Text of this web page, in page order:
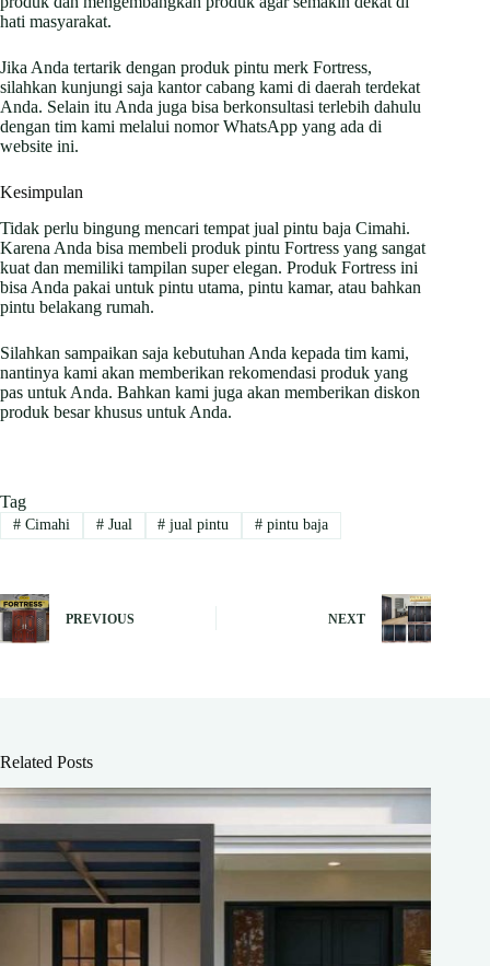
hati masyarakat.
Jika Anda tertarik dengan produk pintu merk Fortress,
silahkan kunjungi saja kantor cabang kami di daerah terdekat
Anda. Selain itu Anda juga bisa berkonsultasi terlebih dahulu
dengan tim kami melalui nomor WhatsApp yang ada di
website ini.
Kesimpulan
Tidak perlu bingung mencari tempat jual pintu baja Cimahi.
Karena Anda bisa membeli produk pintu Fortress yang sangat
kuat dan memiliki tampilan super elegan. Produk Fortress ini
bisa Anda pakai untuk pintu utama, pintu kamar, atau bahkan
pintu belakang rumah.
Silahkan sampaikan saja kebutuhan Anda kepada tim kami,
nantinya kami akan memberikan rekomendasi produk yang
pas untuk Anda. Bahkan kami juga akan memberikan diskon
produk besar khusus untuk Anda.
Tag
#Cimahi #Jual # jual pintu # pintu baja
PREVIOUS NEXT
Related Posts